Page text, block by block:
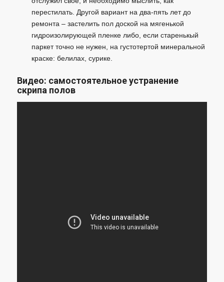
перестилать. Другой вариант на два-пять лет до
ремонта – застелить пол доской на мягенькой
гидроизолирующей пленке либо, если старенькый
паркет точно не нужен, на густотертой минеральной
краске: белилах, сурике.
Видео: самостоятельное устранение
скрипа полов